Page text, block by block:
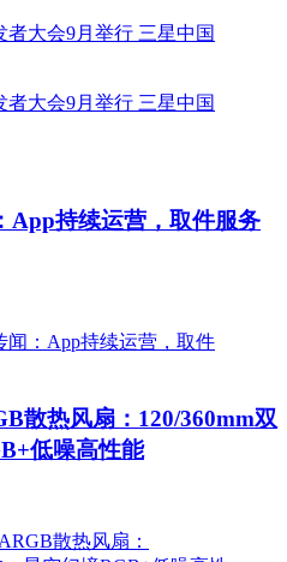
App持续运营，取件服务
散热风扇：120/360mm双
低噪高性能